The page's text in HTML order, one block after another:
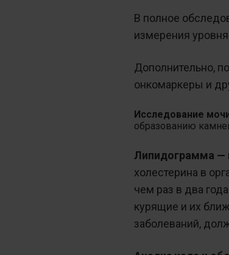
В полное
измерения
Дополнительно,
онкомаркеры и
Исследование
образованию
Липидограмма —
холестерина в
чем раз в два
курящие и их
заболеваний,